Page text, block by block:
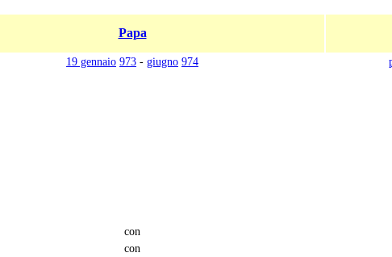
Papa
19 gennaio 973 - giugno 974
con
con